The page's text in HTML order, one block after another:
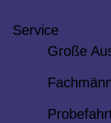
Service
Große